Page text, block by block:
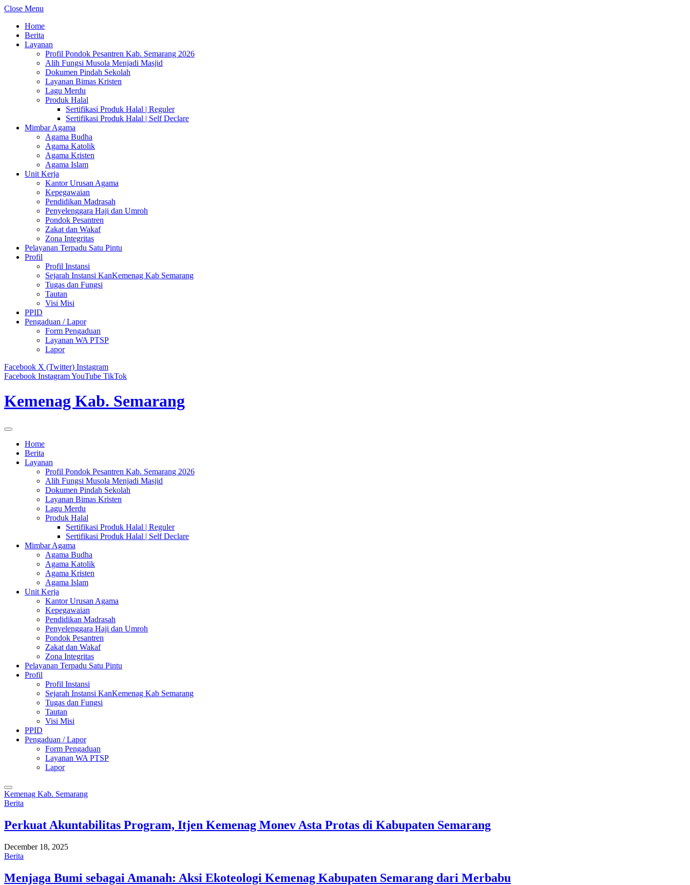
Close Menu
Home
Berita
Layanan
Profil Pondok Pesantren Kab. Semarang 2026
Alih Fungsi Musola Menjadi Masjid
Dokumen Pindah Sekolah
Layanan Bimas Kristen
Lagu Merdu
Produk Halal
Sertifikasi Produk Halal | Reguler
Sertifikasi Produk Halal | Self Declare
Mimbar Agama
Agama Budha
Agama Katolik
Agama Kristen
Agama Islam
Unit Kerja
Kantor Urusan Agama
Kepegawaian
Pendidikan Madrasah
Penyelenggara Haji dan Umroh
Pondok Pesantren
Zakat dan Wakaf
Zona Integritas
Pelayanan Terpadu Satu Pintu
Profil
Profil Instansi
Sejarah Instansi KanKemenag Kab Semarang
Tugas dan Fungsi
Tautan
Visi Misi
PPID
Pengaduan / Lapor
Form Pengaduan
Layanan WA PTSP
Lapor
Facebook X (Twitter) Instagram
Facebook InstagramYouTube TikTok
Kemenag Kab. Semarang
Home
Berita
Layanan
Profil Pondok Pesantren Kab. Semarang 2026
Alih Fungsi Musola Menjadi Masjid
Dokumen Pindah Sekolah
Layanan Bimas Kristen
Lagu Merdu
Produk Halal
Sertifikasi Produk Halal | Reguler
Sertifikasi Produk Halal | Self Declare
Mimbar Agama
Agama Budha
Agama Katolik
Agama Kristen
Agama Islam
Unit Kerja
Kantor Urusan Agama
Kepegawaian
Pendidikan Madrasah
Penyelenggara Haji dan Umroh
Pondok Pesantren
Zakat dan Wakaf
Zona Integritas
Pelayanan Terpadu Satu Pintu
Profil
Profil Instansi
Sejarah Instansi KanKemenag Kab Semarang
Tugas dan Fungsi
Tautan
Visi Misi
PPID
Pengaduan / Lapor
Form Pengaduan
Layanan WA PTSP
Lapor
Kemenag Kab. Semarang
Berita
Perkuat Akuntabilitas Program, Itjen Kemenag Monev Asta Protas di Kabupaten Semarang
December 18, 2025
Berita
Menjaga Bumi sebagai Amanah: Aksi Ekoteologi Kemenag Kabupaten Semarang dari Merbabu